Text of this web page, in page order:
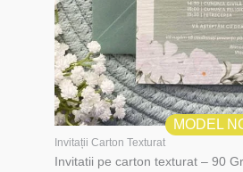
MODEL
Invitații Carton Texturat
Invitatii pe carton texturat – 90